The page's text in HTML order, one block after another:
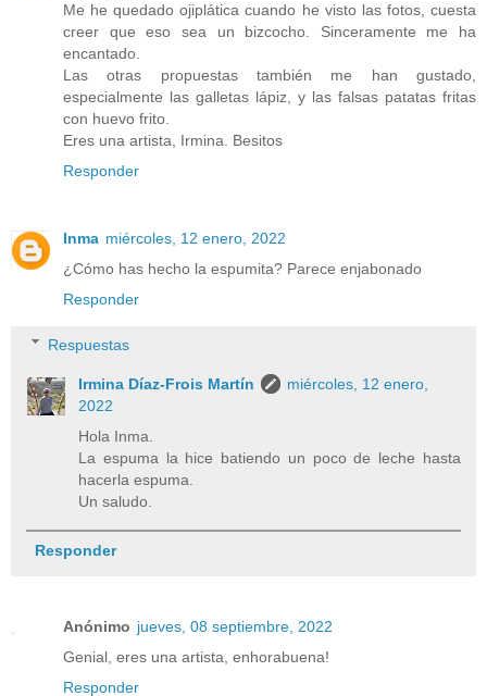
Me he quedado ojiplática cuando he visto las fotos, cuesta
creer que eso sea un bizcocho. Sinceramente me ha
encantado.
Las otras propuestas también me han gustado,
especialmente las galletas lápiz, y las falsas patatas fritas
con huevo frito.
Eres una artista, Irmina. Besitos
Responder
Inma miércoles, 12 enero, 2022
¿Cómo has hecho la espumita? Parece enjabonado
Responder
Respuestas
Irmina Díaz-Frois Martín
miércoles, 12 enero,
2022
Hola Inma.
La espuma la hice batiendo un poco de leche hasta
hacerla espuma.
Un saludo.
Responder
Anónimo jueves, 08 septiembre, 2022
Genial, eres una artista, enhorabuena!
Responder